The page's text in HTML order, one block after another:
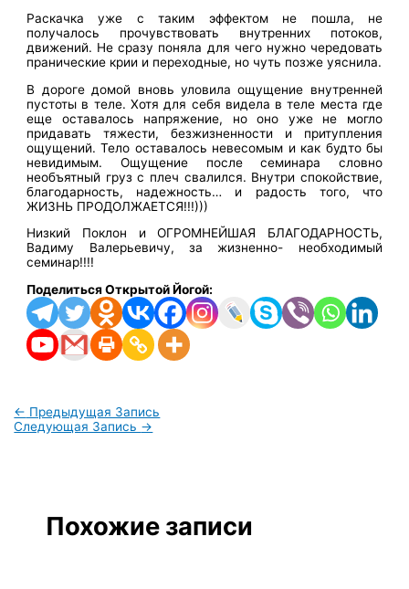
Раскачка уже с таким эффектом не пошла, не
получалось прочувствовать внутренних потоков,
движений. Не сразу поняла для чего нужно чередовать
пранические крии и переходные, но чуть позже уяснила.
В дороге домой вновь уловила ощущение внутренней
пустоты в теле. Хотя для себя видела в теле места где
еще оставалось напряжение, но оно уже не могло
придавать тяжести, безжизненности и притупления
ощущений. Тело оставалось невесомым и как будто бы
невидимым. Ощущение после семинара словно
необъятный груз с плеч свалился. Внутри спокойствие,
благодарность, надежность… и радость того, что
ЖИЗНЬ ПРОДОЛЖАЕТСЯ!!!)))
Низкий Поклон и ОГРОМНЕЙШАЯ БЛАГОДАРНОСТЬ,
Вадиму Валерьевичу, за жизненно- необходимый
семинар!!!!
Поделиться Открытой Йогой:
← Предыдущая Запись
Следующая Запись →
Похожие записи